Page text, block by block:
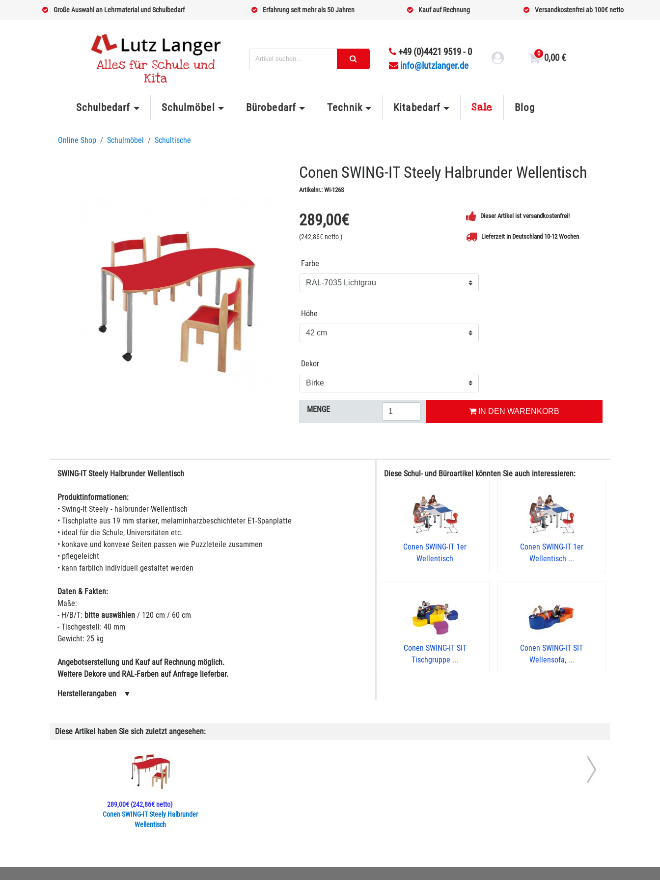
Große Auswahl an Lehrmaterial und Schulbedarf Erfahrung seit mehr als 50 Jahren Kauf auf Rechnung Versandkostenfrei ab 100€ netto
Alles für Schule und
Kita
+49 (0)4421 9519 - 0
info@lutzlanger.de
0 0,00 €
Schulbedarf Schulmöbel Bürobedarf Technik Kitabedarf Sale Blog
Online Shop Schulmöbel Schultische
Conen SWING-IT Steely Halbrunder Wellentisch
Artikelnr.: WI-126S
289,00€
(242,86€ netto)
Dieser Artikel ist versandkostenfrei!
Lieferzeit in Deutschland 10-12 Wochen
Farbe
Höhe
Dekor
MENGE IN DEN WARENKORB
SWING-IT Steely Halbrunder Wellentisch
Produktinformationen:
• Swing-It Steely - halbrunder Wellentisch
• Tischplatte aus 19 mm starker, melaminharzbeschichteter E1-Spanplatte
• ideal für die Schule, Universitäten etc.
• konkave und konvexe Seiten passen wie Puzzleteile zusammen
• pflegeleicht
• kann farblich individuell gestaltet werden
Daten & Fakten:
Maße:
- H/B/T: bitte auswählen / 120 cm / 60 cm
- Tischgestell: 40 mm
Gewicht: 25 kg
Angebotserstellung und Kauf auf Rechnung möglich.
Weitere Dekore und RAL-Farben auf Anfrage lieferbar.
Herstellerangaben ▼
Diese Schul- und Büroartikel könnten Sie auch interessieren:
Conen SWING-IT 1er
Wellentisch
Conen SWING-IT 1er
Wellentisch ...
Conen SWING-IT SIT
Tischgruppe ...
Conen SWING-IT SIT
Wellensofa, ...
Diese Artikel haben Sie sich zuletzt angesehen:
Conen SWING-IT Steely Halbrunder
Wellentisch
289,00€(242,86€ netto)